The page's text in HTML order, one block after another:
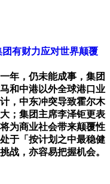
有财力应对世界颠覆
年，仍未能成事，集团
和中港以外全球港口业
，中东冲突导致霍尔木
；集团主席李泽钜更表
为商业社会带来颠覆性
于「按计划之中最稳健
战，亦容易把握机会。